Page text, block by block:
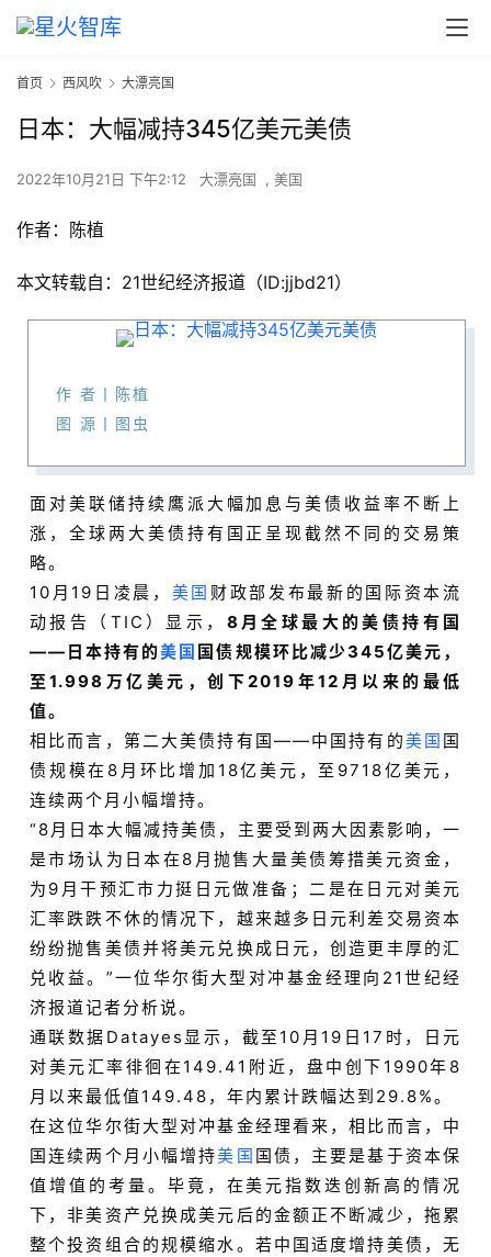
首页 西风吹 大漂亮国
日本：大幅减持345亿美元美债
2022年10月21日 下午2:12 大漂亮国 , 美国
作者：陈植
本文转载自：21世纪经济报道（ID:jjbd21）
作 者丨陈植
图 源丨图虫
面对美联储持续鹰派大幅加息与美债收益率不断上
涨，全球两大美债持有国正呈现截然不同的交易策
略。
10月19日凌晨， 美国 财政部发布最新的国际资本流
动报告（TIC）显示， 8月全球最大的美债持有国
——日本持有的美国 国债规模环比减少345亿美元，
至1.998万亿美元，创下2019年12月以来的最低
值。
相比而言，第二大美债持有国——中国持有的美国 国
债规模在8月环比增加18亿美元，至9718亿美元，
连续两个月小幅增持。
“8月日本大幅减持美债，主要受到两大因素影响，一
是市场认为日本在8月抛售大量美债筹措美元资金，
为9月干预汇市力挺日元做准备；二是在日元对美元
汇率跌跌不休的情况下，越来越多日元利差交易资本
纷纷抛售美债并将美元兑换成日元，创造更丰厚的汇
兑收益。”一位华尔街大型对冲基金经理向21世纪经
济报道记者分析说。
通联数据Datayes显示，截至10月19日17时，日元
对美元汇率徘徊在149.41附近，盘中创下1990年8
月以来最低值149.48，年内累计跌幅达到29.8%。
在这位华尔街大型对冲基金经理看来，相比而言，中
国连续两个月小幅增持美国 国债，主要是基于资本保
值增值的考量。毕竟，在美元指数迭创新高的情况
下，非美资产兑换成美元后的金额正不断减少，拖累
整个投资组合的规模缩水。若中国适度增持美债，无